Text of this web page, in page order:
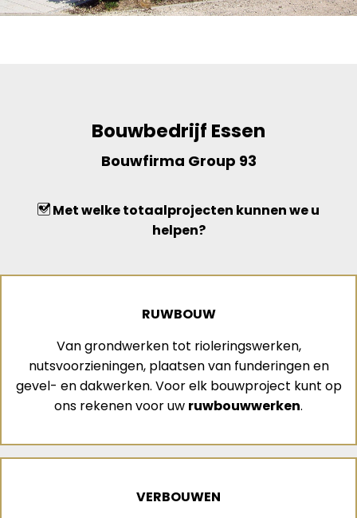
Bouwbedrijf Essen
Bouwfirma Group 93
Met welke totaalprojecten kunnen we u
helpen?
RUWBOUW
Van grondwerken tot rioleringswerken,
nutsvoorzieningen, plaatsen van funderingen en
gevel- en dakwerken. Voor elk bouwproject kunt op
ons rekenen voor uw ruwbouwwerken.
VERBOUWEN